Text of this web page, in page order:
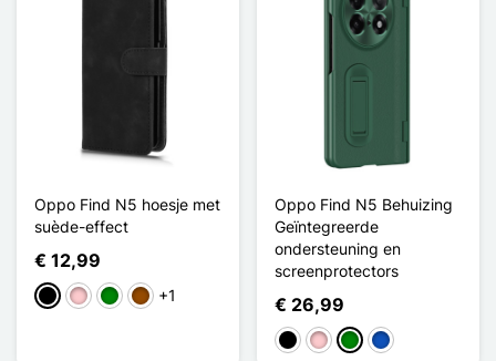
Oppo Find N5 hoesje met
suède-effect
€ 12,99
ZwartRozeGroenBruin+1
Oppo Find N5 Behuizing
Geïntegreerde
ondersteuning en
screenprotectors
€ 26,99
ZwartRozeGroenSaphir